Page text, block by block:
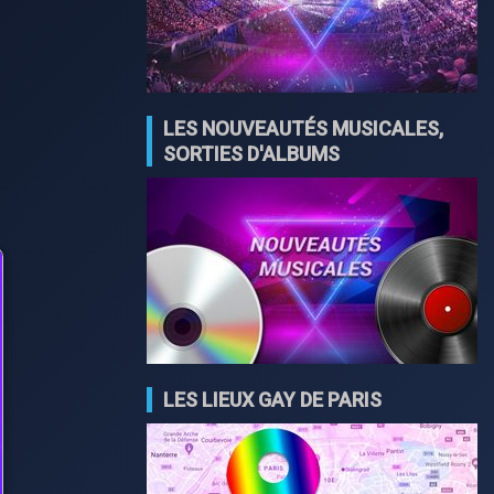
LES NOUVEAUTÉS MUSICALES,
SORTIES D'ALBUMS
LES LIEUX GAY DE PARIS